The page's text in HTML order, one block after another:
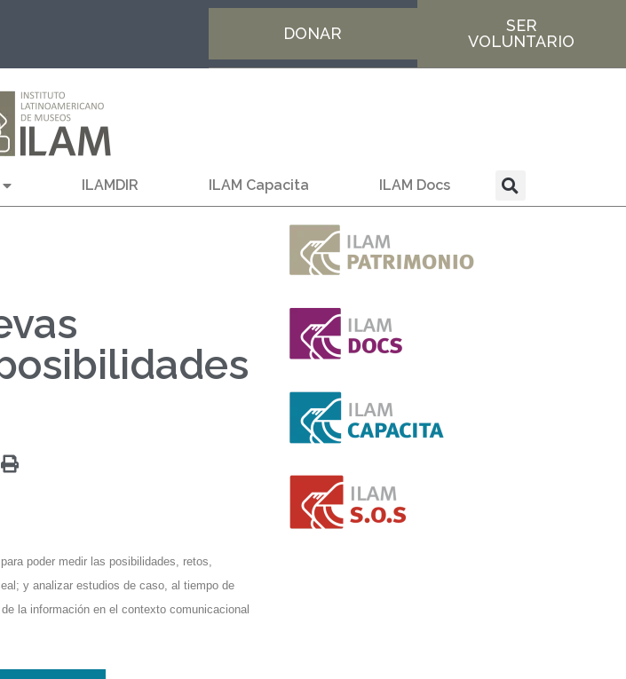
DONAR
SER
VOLUNTARIO
ILAMDIR ILAM Capacita ILAM Docs
poder medir las posibilidades, retos,
y analizar estudios de caso, al tiempo de
la información en el contexto comunicacional